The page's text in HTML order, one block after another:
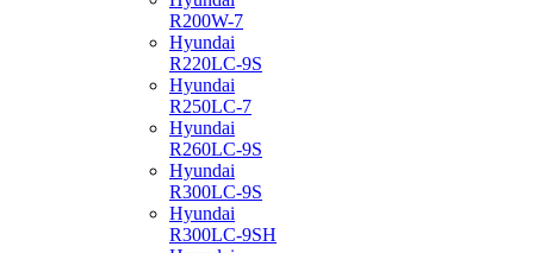
R200W-7
Hyundai
R220LC-9S
Hyundai
R250LC-7
Hyundai
R260LC-9S
Hyundai
R300LC-9S
Hyundai
R300LC-9SH